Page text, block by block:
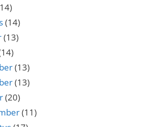
(14)
(13)
(13)
(13)
(20)
(11)